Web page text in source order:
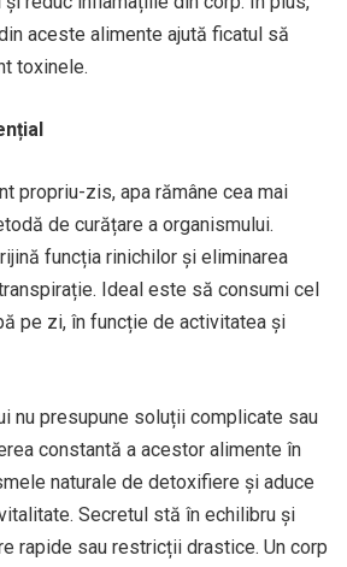
aceste alimente ajută ficatul să
toxinele.
propriu-zis, apa rămâne cea mai
de curățare a organismului.
funcția rinichilor și eliminarea
Ideal este să consumi cel
pe zi, în funcție de activitatea și
nu presupune soluții complicate sau
constantă a acestor alimente în
naturale de detoxifiere și aduce
Secretul stă în echilibru și
rapide sau restricții drastice. Un corp